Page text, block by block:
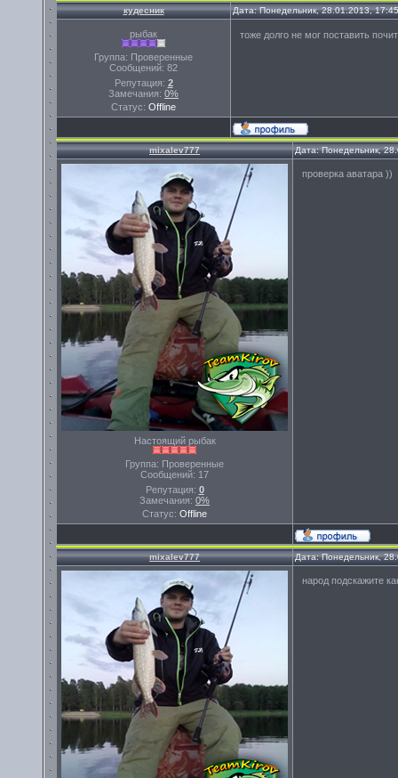
кудесник Дата: Понедельник, 28.01.2013,
рыбак
Группа: Проверенные
Сообщений: 82
Репутация: 2
Замечания: 0%
Статус: Offline
тоже долго не мог поставить
mixalev777 Дата: Понедельник,
Настоящий рыбак
Группа: Проверенные
Сообщений: 17
Репутация: 0
Замечания: 0%
Статус: Offline
проверка аватара ))
mixalev777 Дата: Понедельник,
народ подскажите